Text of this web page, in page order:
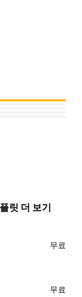
릿 더 보기
무료
무료